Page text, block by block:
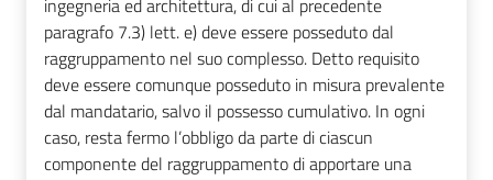
paragrafo 7.3) lett. e) deve essere posseduto dal
raggruppamento nel suo complesso. Detto requisito
deve essere comunque posseduto in misura prevalente
dal mandatario, salvo il possesso cumulativo. In ogni
caso, resta fermo l’obbligo da parte di ciascun
componente del raggruppamento di apportare una